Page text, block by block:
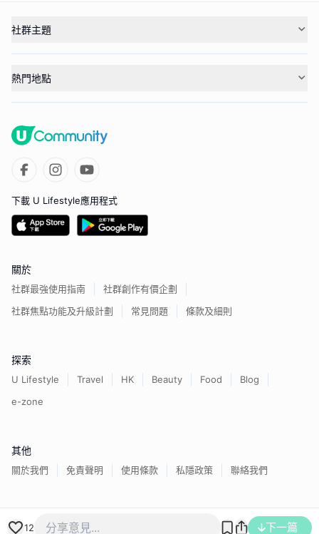
12 下一篇
社群主題
熱門地點
下載 U Lifestyle應用程式
關於
社群最強使用指南
社群創作有價企劃
社群焦點功能及升級計劃
常見問題 條款及細則
探索
U Lifestyle Travel HK Beauty Food
Blog
e-zone
其他
關於我們 免責聲明 使用條款 私隱政策 聯絡我們
香港經濟日報版權所有©